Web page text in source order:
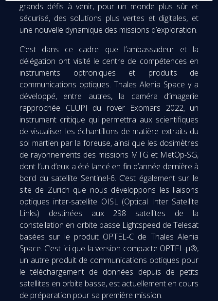
grands défis à venir, pour un monde plus sûr et
sécurisé, des solutions plus vertes et digitales, et
une nouvelle dynamique des missions d’exploration.
C’est dans ce cadre que l’ambassadeur et la
délégation ont visité le centre de compétences en
instruments optroniques et produits de
communications optiques. Thales Alenia Space y a
développé, entre autres, la caméra d’imagerie
rapprochée CLUPI du rover Exomars 2022, un
instrument critique qui permettra aux scientifiques
de visualiser les échantillons de matière extraits du
sol martien par la foreuse, ainsi que les dosimètres
de rayonnements des missions MTG et MetOp-SG,
dont l’un d’eux a été lancé en fin d’année dernière à
bord du satellite Sentinel-6. C’est également sur le
site de Zurich que nous développons les liaisons
optiques inter-satellite OISL (Optical Inter Satellite
Links) destinées aux 298 satellites de la
constellation en orbite basse Lightspeed de Telesat
basées sur le produit OPTEL-C de Thales Alenia
Space. C’est ici que la version compacte OPTEL-µ®,
un autre produit de communications optiques pour
le téléchargement de données depuis de petits
satellites en orbite basse, est actuellement en cours
de préparation pour sa première mission.